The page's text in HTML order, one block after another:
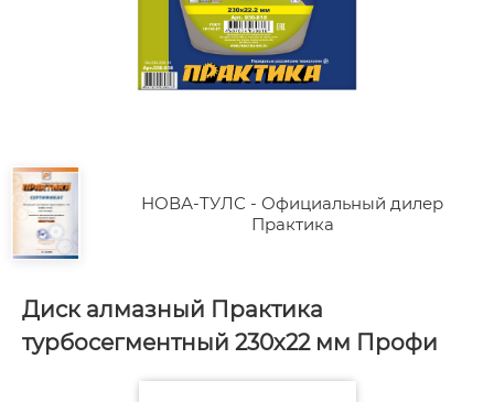
НОВА-ТУЛС - Официальный дилер
Практика
Диск алмазный Практика
турбосегментный 230х22 мм Профи